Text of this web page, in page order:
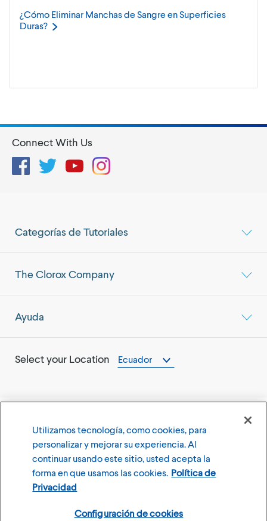
¿Cómo Eliminar Manchas de Sangre en Superficies
Duras?
Categorías de Tutoriales
The Clorox Company
Ayuda
Select your Location Ecuador
Connect With Us
FacebookTwitterYouTubeInstagram
Terms of Use Privacy Policy
Configuración de cookies
Utilizamos tecnología, como cookies, para
personalizar y mejorar su experiencia. Al
continuar usando este sitio, usted acepta la
forma en que usamos las cookies. Política de
Privacidad
Configuración de cookies